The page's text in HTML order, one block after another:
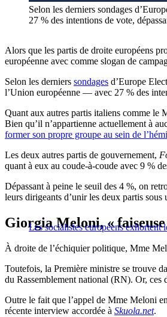
Selon les derniers sondages
27 % des intentions de vote,
Alors que les partis de droite européens
européenne avec comme slogan de
Selon les derniers sondages d’Europe
l’Union européenne — avec 27 % des
Quant aux autres partis italiens comme le
Bien qu’il n’appartienne actuellement à
former son propre groupe au sein de
Les deux autres partis de gouvernement,
quant à eux au coude-à-coude avec 9 %
Dépassant à peine le seuil des 4 %, on
leurs dirigeants d’unir les deux partis
Les socialistes européens
Giorgia Meloni, « faiseuse
À droite de l’échiquier politique, Mme
Toutefois, la Première ministre se trouve
du Rassemblement national (RN). Or, ces
Outre le fait que l’appel de Mme Meloni
récente interview accordée à Skuola.net.